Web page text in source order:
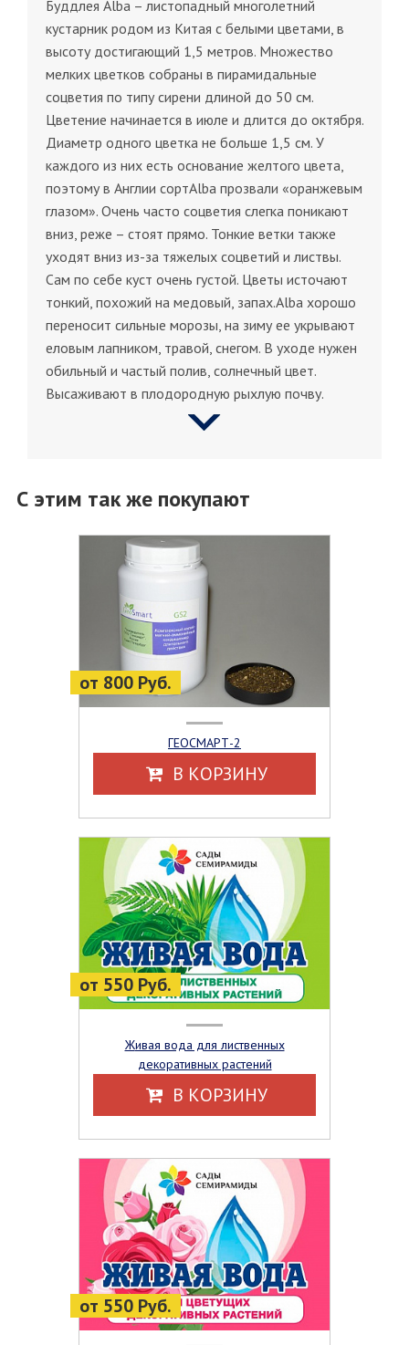
Буддлея Alba – листопадный многолетний
кустарник родом из Китая с белыми цветами, в
высоту достигающий 1,5 метров. Множество
мелких цветков собраны в пирамидальные
соцветия по типу сирени длиной до 50 см.
Цветение начинается в июле и длится до октября.
Диаметр одного цветка не больше 1,5 см. У
каждого из них есть основание желтого цвета,
поэтому в Англии сортAlba прозвали «оранжевым
глазом». Очень часто соцветия слегка поникают
вниз, реже – стоят прямо. Тонкие ветки также
уходят вниз из-за тяжелых соцветий и листвы.
Сам по себе куст очень густой. Цветы источают
тонкий, похожий на медовый, запах.Alba хорошо
переносит сильные морозы, на зиму ее укрывают
еловым лапником, травой, снегом. В уходе нужен
обильный и частый полив, солнечный цвет.
Высаживают в плодородную рыхлую почву.
С этим так же покупают
от 800 Руб.
ГЕОСМАРТ-2
В КОРЗИНУ
от 550 Руб.
Живая вода для лиственных
декоративных растений
В КОРЗИНУ
от 550 Руб.